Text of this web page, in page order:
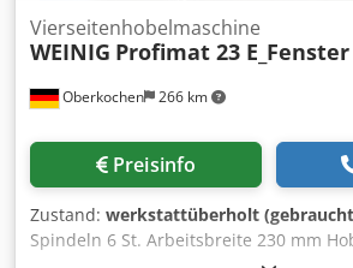
Oberkochen 266 km
Vierseitenhobelmaschine
WEINIG Profimat 23 E_Fenster
Preisinfo
Zustand: werkstattüberholt
Spindeln 6 St. Arbeitsbreite 230 mm